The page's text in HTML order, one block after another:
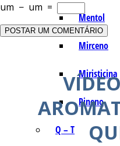
Mentol
Mirceno
Miristicina
Pineno
Q – T
um − um =